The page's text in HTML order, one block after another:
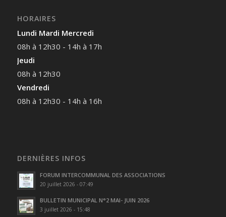
HORAIRES
Lundi Mardi Mercredi
08h à 12h30 - 14h à 17h
Jeudi
08h à 12h30
Vendredi
08h à 12h30 - 14h à 16h
DERNIÈRES INFOS
FORUM INTERCOMMUNAL DES ASSOCIATIONS
20 juillet 2026 - 07:49
BULLETIN MUNICIPAL N°2 MAI- JUIN 2026
3 juillet 2026 - 15:48